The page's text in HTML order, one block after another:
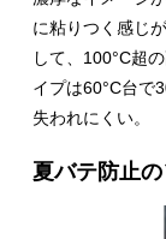
に粘りつく感じ
して、100°C超
イプは60°C台で
失われにくい。
夏バテ防止